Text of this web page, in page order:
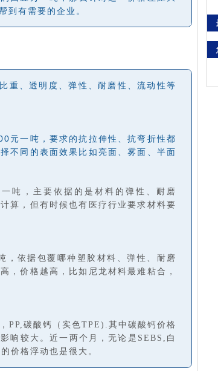
到有需要的企业。
重、透明度、弹性、耐磨性、流动性等
一吨，要求的抗拉伸性、抗弯折性都
不同的表面效果比如亮面、雾面、半面
吨，主要依据的是材料的弹性、耐磨
算，但有时候也有医疗行业要求材料要
，依据包覆哪种塑胶材料、弹性、耐磨
，价格越高，比如尼龙材料最难粘合，
PP,碳酸钙（实色TPE).其中碳酸钙价格
响较大。近一两个月，无论是SEBS,白
价格浮动也是很大。